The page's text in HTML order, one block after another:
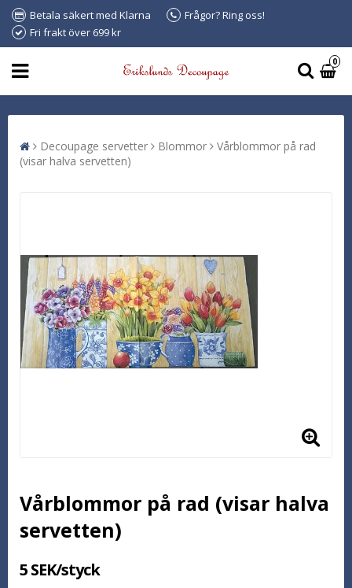
Betala säkert med Klarna
Frågor? Ring oss!
Fri frakt över 699 kr
0
Decoupage servetter Blommor
Vårblommor på rad
(visar halva servetten)
Vårblommor på rad (visar halva
servetten)
5 SEK/styck